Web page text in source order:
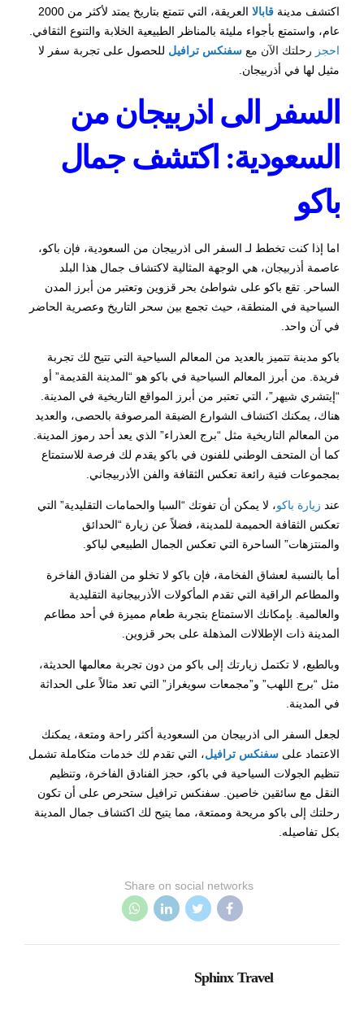
اكتشف مدينة قابالا
العريقة، التي تتمتع بتاريخ يمتد لأكثر من 2000
عام، واستمتع بأجواء مليئة بالمناظر الطبيعية الخلابة والتنوع الثقافي.
احجز رحلتك الآن مع سفنكس ترافيل للحصول على تجربة سفر لا
مثيل لها في أذربيجان.
السفر الى اذربيجان من
السعودية: اكتشف جمال
باكو
اما إذا كنت تخطط لـ السفر الى اذربيجان من السعودية، فإن باكو،
عاصمة أذربيجان، هي الوجهة المثالية لاكتشاف جمال هذا البلد
الساحر. تقع باكو على شواطئ بحر قزوين وتعتبر من أبرز المدن
السياحية في المنطقة، حيث تجمع بين سحر التاريخ وعصرية الحاضر
في آن واحد.
باكو مدينة تتميز بالعديد من المعالم السياحية التي تتيح لك تجربة
فريدة. من أبرز المعالم السياحية في باكو هو “المدينة القديمة” أو
“إيتشري شيهر”، التي تعتبر من أبرز المواقع التاريخية في المدينة.
هناك، يمكنك اكتشاف الشوارع الضيقة المرصوفة بالحصى، والعديد
من المعالم التاريخية مثل “برج العذراء” الذي يعد أحد رموز المدينة.
كما أن المتحف الوطني للفنون في باكو يقدم لك فرصة للاستمتاع
بمجموعات فنية رائعة تعكس الثقافة والفن الأذربيجاني.
عند زيارة باكو، لا يمكن أن تفوتك “السبا والحمامات التقليدية” التي
تعكس الثقافة الحميمة للمدينة، فضلاً عن زيارة “الحدائق
والمنتزهات” الساحرة التي تعكس الجمال الطبيعي لباكو.
أما بالنسبة لعشاق الفخامة، فإن باكو لا تخلو من الفنادق الفاخرة
والمطاعم الراقية التي تقدم المأكولات الأذربيجانية التقليدية
والعالمية. بإمكانك الاستمتاع بتجربة طعام مميزة في أحد مطاعم
المدينة ذات الإطلالات المذهلة على بحر قزوين.
وبالطبع، لا تكتمل زيارتك إلى باكو من دون تجربة معالمها الحديثة،
مثل “برج اللهب” و”مجمعات سويغراز” التي تعد مثالاً على الحداثة
في المدينة.
لجعل السفر الى اذربيجان من السعودية أكثر راحة ومتعة، يمكنك
الاعتماد على سفنكس ترافيل، التي تقدم لك خدمات متكاملة تشمل
تنظيم الجولات السياحية في باكو، حجز الفنادق الفاخرة، وتنظيم
النقل مع سائقين خاصين. سفنكس ترافيل ستحرص على أن تكون
رحلتك إلى باكو مريحة وممتعة، مما يتيح لك اكتشاف جمال المدينة
بكل تفاصيله.
Share on social networks
Sphinx Travel